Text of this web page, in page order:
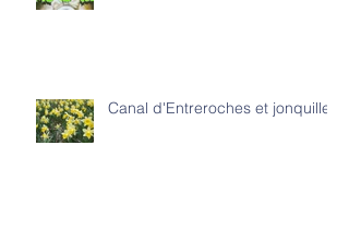
Canal d'Entreroches et jonquilles